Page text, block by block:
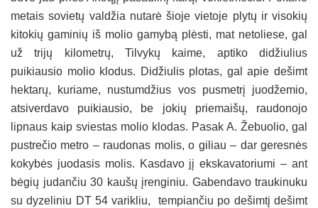
metais sovietų valdžia nutarė šioje vietoje plytų ir visokių
kitokių gaminių iš molio gamybą plėsti, mat netoliese, gal
už trijų kilometrų, Tilvykų kaime, aptiko didžiulius
puikiausio molio klodus. Didžiulis plotas, gal apie dešimt
hektarų, kuriame, nustumdžius vos pusmetrį juodžemio,
atsiverdavo puikiausio, be jokių priemaišų, raudonojo
lipnaus kaip sviestas molio klodas. Pasak A. Žebuolio, gal
pustrečio metro – raudonas molis, o giliau – dar geresnės
kokybės juodasis molis. Kasdavo jį ekskavatoriumi – ant
bėgių judančiu 30 kaušų įrenginiu. Gabendavo traukinuku
su dyzeliniu DT 54 varikliu, tempiančiu po dešimtį dešimt